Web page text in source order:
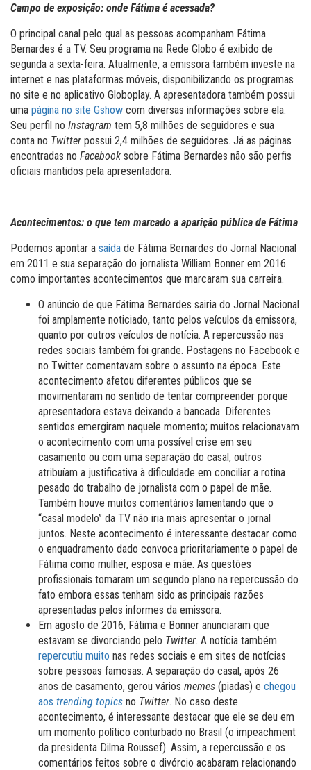
Campo de exposição: onde Fátima é acessada?
O principal canal pelo qual as pessoas acompanham Fátima
Bernardes é a TV. Seu programa na Rede Globo é exibido de
segunda a sexta-feira. Atualmente, a emissora também investe na
internet e nas plataformas móveis, disponibilizando os programas
no site e no aplicativo Globoplay. A apresentadora também possui
uma página no site Gshow com diversas informações sobre ela.
Seu perfil no Instagram tem 5,8 milhões de seguidores e sua
conta no Twitter possui 2,4 milhões de seguidores. Já as páginas
encontradas no Facebook sobre Fátima Bernardes não são perfis
oficiais mantidos pela apresentadora.
Acontecimentos: o que tem marcado a aparição pública de Fátima
Podemos apontar a saída de Fátima Bernardes do Jornal Nacional
em 2011 e sua separação do jornalista William Bonner em 2016
como importantes acontecimentos que marcaram sua carreira.
O anúncio de que Fátima Bernardes sairia do Jornal Nacional
foi amplamente noticiado, tanto pelos veículos da emissora,
quanto por outros veículos de notícia. A repercussão nas
redes sociais também foi grande. Postagens no Facebook e
no Twitter comentavam sobre o assunto na época. Este
acontecimento afetou diferentes públicos que se
movimentaram no sentido de tentar compreender porque
apresentadora estava deixando a bancada. Diferentes
sentidos emergiram naquele momento; muitos relacionavam
o acontecimento com uma possível crise em seu
casamento ou com uma separação do casal, outros
atribuíam a justificativa à dificuldade em conciliar a rotina
pesado do trabalho de jornalista com o papel de mãe.
Também houve muitos comentários lamentando que o
“casal modelo” da TV não iria mais apresentar o jornal
juntos. Neste acontecimento é interessante destacar como
o enquadramento dado convoca prioritariamente o papel de
Fátima como mulher, esposa e mãe. As questões
profissionais tomaram um segundo plano na repercussão do
fato embora essas tenham sido as principais razões
apresentadas pelos informes da emissora.
Em agosto de 2016, Fátima e Bonner anunciaram que
estavam se divorciando pelo Twitter. A notícia também
repercutiu muito nas redes sociais e em sites de notícias
sobre pessoas famosas. A separação do casal, após 26
anos de casamento, gerou vários memes (piadas) e chegou
aos trending topics no Twitter. No caso deste
acontecimento, é interessante destacar que ele se deu em
um momento político conturbado no Brasil (o impeachment
da presidenta Dilma Roussef). Assim, a repercussão e os
comentários feitos sobre o divórcio acabaram relacionando